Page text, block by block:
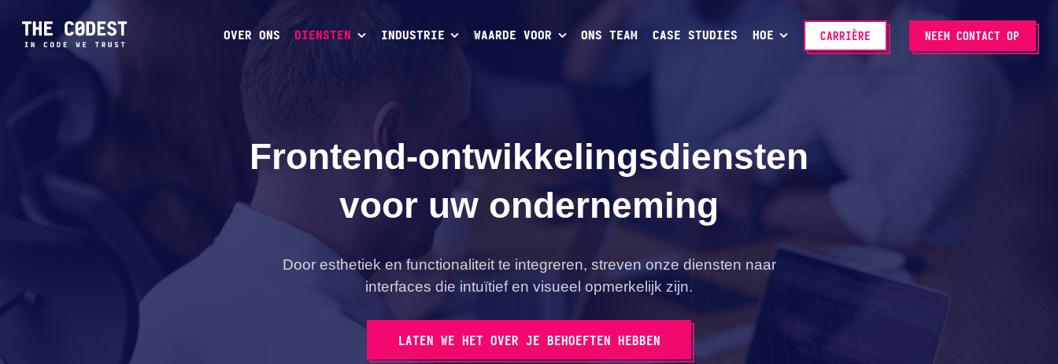
OVER ONS DIENSTEN INDUSTRIE WAARDE VOOR ONS TEAM CASE STUDIES HOE CARRIÈRE NEEM CONTACT OP
Frontend-ontwikkelingsdiensten
voor uw onderneming
Door esthetiek en functionaliteit te integreren, streven onze diensten naar
interfaces die intuïtief en visueel opmerkelijk zijn.
LATEN WE HET OVER JE BEHOEFTEN HEBBEN